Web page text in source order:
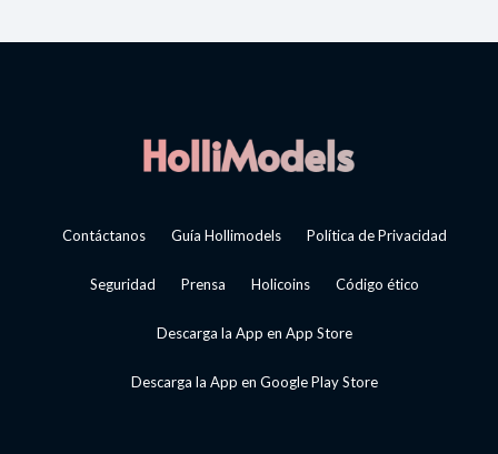
Contáctanos Guía Hollimodels Política de Privacidad
Seguridad Prensa Holicoins Código ético
Descarga la App en App Store
Descarga la App en Google Play Store